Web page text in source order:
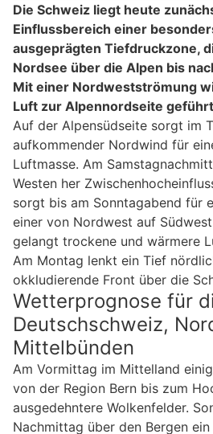
Die Schweiz liegt heute
Einflussbereich einer
ausgeprägten Tiefdruckzone,
Nordsee über die Alpen bis
Mit einer Nordwestströmung
Luft zur Alpennordseite
Auf der Alpensüdseite sorgt im
aufkommender Nordwind für
Luftmasse. Am
Westen her
sorgt bis am Sonntagabend für
einer von Nordwest auf
gelangt trockene und wärmere
Am Montag lenkt ein Tief
okkludierende Front über die
Wetterprognose für
Deutschschweiz,
Mittelbünden
Am Vormittag im Mittelland
von der Region Bern bis zum
ausgedehntere Wolkenfelder.
Nachmittag über den Bergen